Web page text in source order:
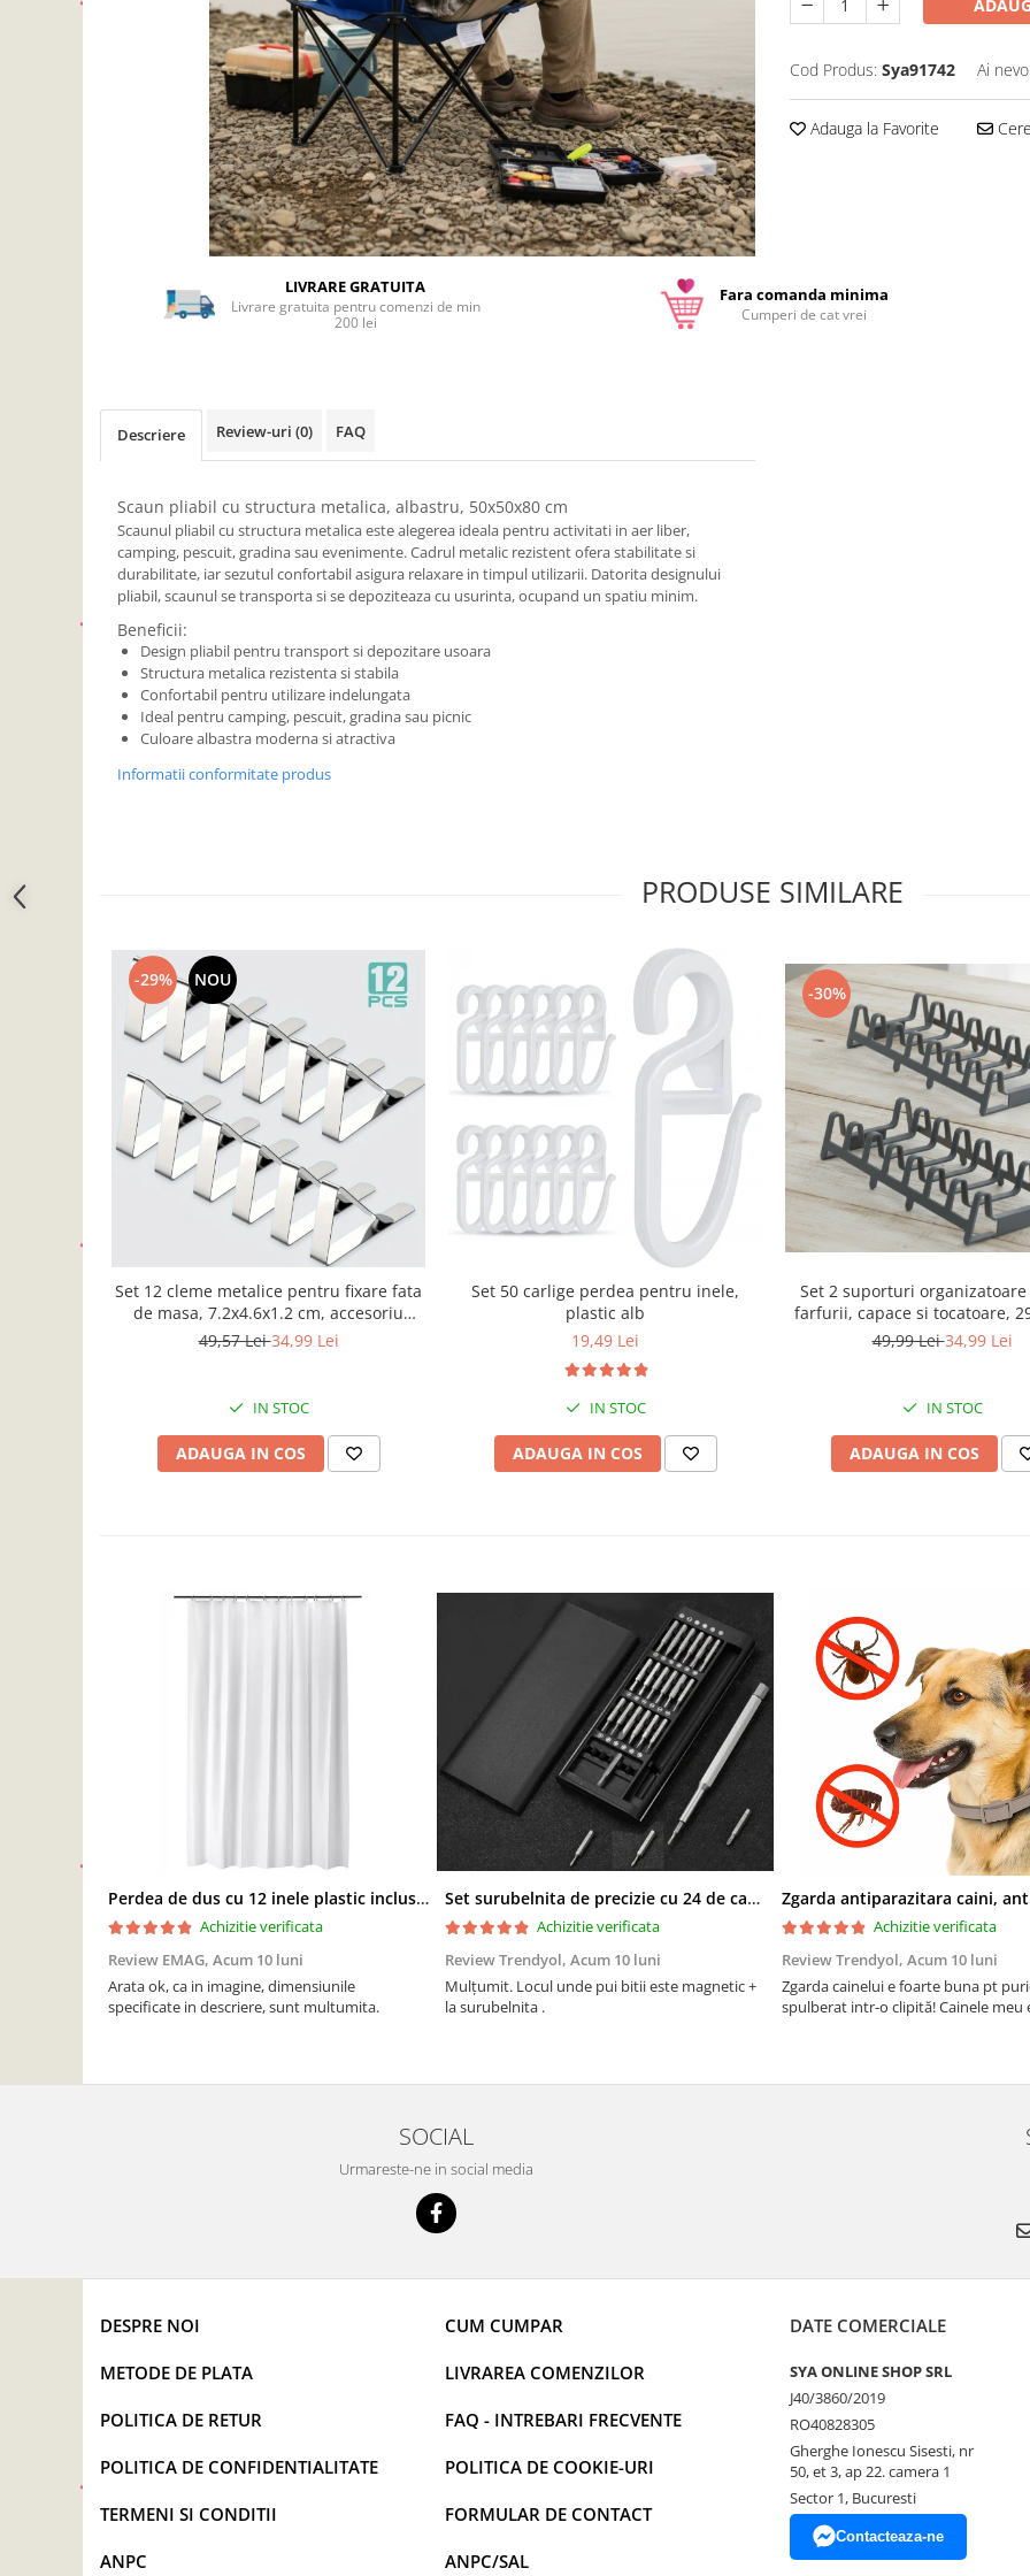
Articole mercerie
Organizare si depozitare
Suporturi ortopedice si orteze
Zgarzi si lese
Covorase si paturi
Accesorii animale
Camera copilului
Siguranta si protectie
Ingrijire copii
Paturici si perne
Cutii depozitare
Ingrijire personala
Accesorii masaj
Gradina
Articole de vara
Genti termoizolante
Accesorii inot si gonflabile
Jucarii de plaja
Piscine gonflabile
Prosoape si rogojini
Cod Produs: Sya91742 Ai
Adauga la Favorite
LIVRARE GRATUITA
Livrare gratuita pentru comenzi de min
200 lei
Fara comanda minima
Cumperi de cat vrei
Descriere Review-uri (0) FAQ
Scaun pliabil cu structura metalica, albastru, 50x50x80 cm
Scaunul pliabil cu structura metalica este alegerea ideala pentru activitati in aer liber,
camping, pescuit, gradina sau evenimente. Cadrul metalic rezistent ofera stabilitate si
durabilitate, iar sezutul confortabil asigura relaxare in timpul utilizarii. Datorita designului
pliabil, scaunul se transporta si se depoziteaza cu usurinta, ocupand un spatiu minim.
Beneficii:
Design pliabil pentru transport si depozitare usoara
Structura metalica rezistenta si stabila
Confortabil pentru utilizare indelungata
Ideal pentru camping, pescuit, gradina sau picnic
Culoare albastra moderna si atractiva
Informatii conformitate produs
PRODUSE SIMILARE
-29% NOU
Set 12 cleme metalice pentru fixare fata
de masa, 7.2x4.6x1.2 cm, accesoriu
Horeca, pentru restaurante, cafenele,
49,57 Lei34,99 Lei
IN STOC
ADAUGA IN COS
Set 50 carlige perdea pentru inele,
plastic alb
19,49 Lei
IN STOC
ADAUGA IN COS
-30%
Set 2 suporturi
farfurii, capace si tocatoare,
cm
49,99 Lei34,99 Lei
IN STOC
ADAUGA IN COS
Perdea de dus cu 12 inele plastic incluse, 200x180 cm, alba
Achizitie verificata
Review EMAG, Acum 10 luni
Arata ok, ca in imagine, dimensiunile
specificate in descriere, sunt multumita.
Set surubelnita de precizie cu 24 de capete, cutie glisanta
Achizitie verificata
Review Trendyol, Acum 10 luni
Mulțumit. Locul unde pui bitii este magnetic +
la surubelnita .
Achizitie verificata
Review Trendyol, Acum 10 luni
Zgarda cainelui e foarte buna pt
spulberat intr-o clipită! Cainele meu
SOCIAL
Urmareste-ne in social media
DESPRE NOI
METODE DE PLATA
POLITICA DE RETUR
POLITICA DE CONFIDENTIALITATE
TERMENI SI CONDITII
ANPC
CUM CUMPAR
LIVRAREA COMENZILOR
FAQ - INTREBARI FRECVENTE
POLITICA DE COOKIE-URI
FORMULAR DE CONTACT
ANPC/SAL
DATE COMERCIALE
SYA ONLINE SHOP SRL
J40/3860/2019
RO40828305
Gherghe Ionescu Sisesti, nr
50, et 3, ap 22. camera 1
Sector 1, Bucuresti
Contacteaza-ne